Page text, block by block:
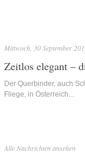
Mittwoch, 30 September
Zeitlos elegant –
Der Querbinder, auch
Fliege, in Österreich...
Alle Nachrichten ansehen